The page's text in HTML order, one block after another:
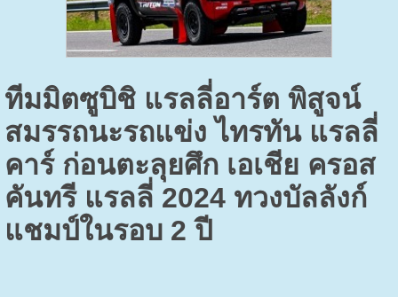
ทีมมิตซูบิชิ แรลลี่อาร์ต พิสูจน์
สมรรถนะรถแข่ง ไทรทัน แรลลี่
คาร์ ก่อนตะลุยศึก เอเชีย ครอส
คันทรี แรลลี่ 2024 ทวงบัลลังก์
แชมป์ในรอบ 2 ปี